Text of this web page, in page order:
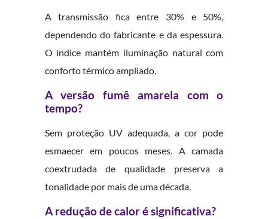
A transmissão fica entre 30% e 50%,
dependendo do fabricante e da espessura.
O índice mantém iluminação natural com
conforto térmico ampliado.
A versão fumê amarela com o
tempo?
Sem proteção UV adequada, a cor pode
esmaecer em poucos meses. A camada
coextrudada de qualidade preserva a
tonalidade por mais de uma década.
A redução de calor é significativa?